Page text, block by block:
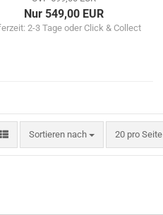
Nur 549,00 EUR
2-3 Tage oder Click & Collect
Sortieren nach
Sortieren nach 20 pro Seite
pro Seite